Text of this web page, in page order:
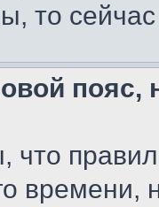
то
пояс,
что